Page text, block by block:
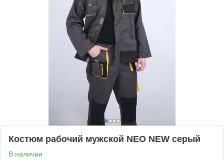
Костюм рабочий мужской NEO NEW серый
В наличии